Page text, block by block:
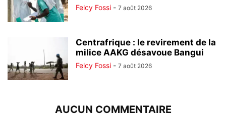
Felcy Fossi - 7 août 2026
Centrafrique : le revirement de la
milice AAKG désavoue Bangui
Felcy Fossi - 7 août 2026
AUCUN COMMENTAIRE